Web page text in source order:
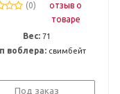
(0)
отзыв о
товаре
Вес: 71
воблера: свимбейт
Под заказ